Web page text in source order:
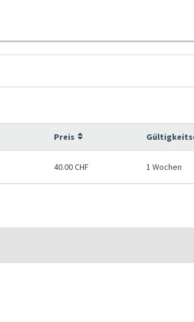
Preis
40.00 CHF 1 Wochen